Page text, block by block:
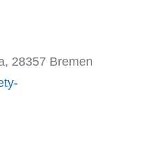
28357 Bremen